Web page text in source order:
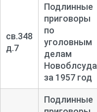
св.348
д.7
Подлинные
приговоры
по
уголовным
делам
Новоблсуда
за 1957 год
Подлинные